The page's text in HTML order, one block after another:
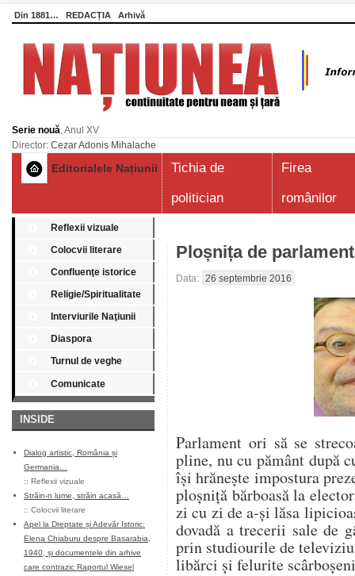
Din 1881… REDACȚIA Arhivă
Serie nouă, Anul XV
Director: Cezar Adonis Mihalache
Editorialele Națiunii
Tichia de
politician
Firea
românilor
Reflexii vizuale
Colocvii literare
Confluenţe istorice
Religie/Spiritualitate
Interviurile Naţiunii
Diaspora
Turnul de veghe
Comunicate
INSIDE
Dialog artistic, România și
Germania…
:: Reflexii vizuale
Străin-n lume, străin acasă…
:: Colocvii literare
Apel la Dreptate și Adevăr Istoric:
Elena Chiaburu despre Basarabia,
1940, și documentele din arhive
care contrazic Raportul Wiesel
Ploșnița de
Data: 26 septembrie 2016
Parlament ori să se
pline, nu cu pământ după
își hrănește impostura
ploșniță bărboasă la
zi cu zi de a-și lăsa
dovadă a trecerii sale de
prin studiourile de
libărci și felurite